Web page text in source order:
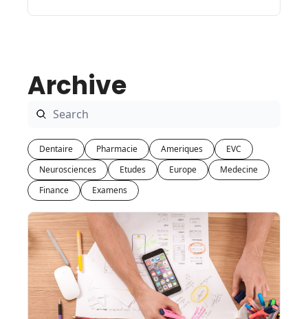
Archive
Dentaire Pharmacie Ameriques
EVC
Neurosciences
Etudes Europe
Medecine
Finance
Examens